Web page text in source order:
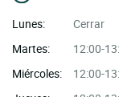
Lunes:
Cerrar
Martes:
12:00-
Miércoles:
12:00-